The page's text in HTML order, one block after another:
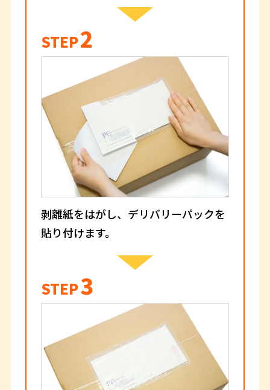
STEP2
剥離紙をはがし、デリバリーパックを
貼り付けます。
STEP3